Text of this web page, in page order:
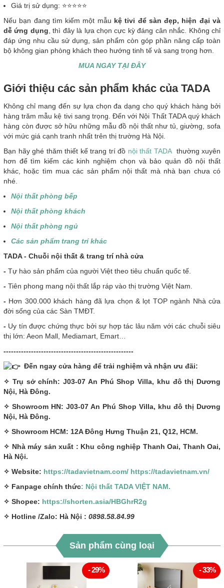
Giá trị sử dụng: ⭐⭐⭐⭐⭐
Nếu bạn đang tìm kiếm một mẫu kệ tivi để sàn đẹp, hiện đại và
dễ ứng dụng , thì đây là lựa chọn cực kỳ đáng cân nhắc. Không chỉ
đáp ứng nhu cầu sử dụng, sản phẩm còn góp phần nâng cấp toàn
bộ không gian phòng khách theo hướng tinh tế và sang trọng hơn.
MUA NGAY TẠI ĐÂY
Giới thiệu các sản phẩm khác của TADA
Không chỉ mang đến sự lựa chọn đa dạng cho quý khách hàng bởi
hàng trăm mẫu kệ tivi sang trọng. Đến với Nội Thất TADA quý khách
hàng còn được sở hữu những mẫu đồ nội thất như tủ, giường, sofa
với mức giá cạnh tranh nhất trên thị trường Hà Nội.
Bạn hãy ghé thăm thiết kế trang trí đồ nội thất TADA thường xuyên
hơn để tìm kiếm các kinh nghiệm chọn và bảo quản đồ nội thất
khác, hoặc tìm mua các sản phẩm nội thất mà nhà bạn chưa có
nhé.
Nội thất phòng bếp
Nội thất phòng khách
Nội thất phòng ngủ
Các sản phẩm trang trí khác
TADA - Chuỗi nội thất & trang trí nhà cửa
- Tự hào sản phẩm của người Việt theo tiêu chuẩn quốc tế.
- Tiên phong mang nội thất lắp ráp vào thị trường Việt Nam.
- Hơn 300.000 khách hàng đã lựa chọn & lọt TOP ngành Nhà cửa
đời sống của các Sàn TMĐT.
- Uy tín được chứng thực bởi sự hợp tác lâu năm với các chuỗi siêu
thị lớn: Aeon Mall, Mediamart, Emart…
----------------------------------------------------
Đến ngay cửa hàng để trải nghiệm và nhận ưu đãi:
✧ Trụ sở chính: J03-07 An Phú Shop Villa, khu đô thị Dương
Nội, Hà Đông.
✧ Showroom HN: J03-07 An Phú Shop Villa, khu đô thị Dương
Nội, Hà Đông.
✧ Showroom HCM: 12A Đông Hưng Thuận 21, Q12, HCM.
✧ Nhà máy sản xuất : Khu công nghiệp Thanh Oai, Thanh Oai,
Hà Nội.
✧ Website: https://tadavietnam.com/ https://tadavietnam.vn/
✧ Fanpage chính thức: Nội thất TADA VIỆT NAM.
✧ Shopee: https://shorten.asia/HBGhrR2g
✧ Hotline /Zalo: Hà Nội : 0898.58.84.99
Sản phẩm cùng loại
- 29% - 33%